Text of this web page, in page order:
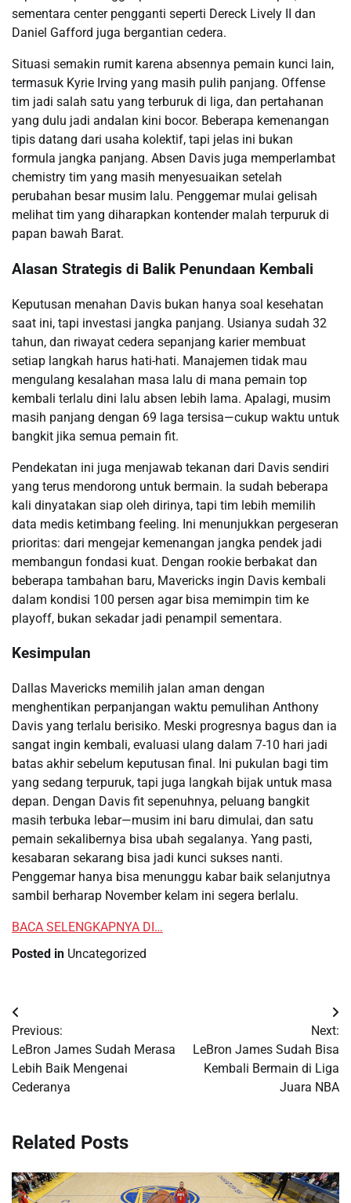
sementara center pengganti seperti Dereck Lively II dan
Daniel Gafford juga bergantian cedera.
Situasi semakin rumit karena absennya pemain kunci lain,
termasuk Kyrie Irving yang masih pulih panjang. Offense
tim jadi salah satu yang terburuk di liga, dan pertahanan
yang dulu jadi andalan kini bocor. Beberapa kemenangan
tipis datang dari usaha kolektif, tapi jelas ini bukan
formula jangka panjang. Absen Davis juga memperlambat
chemistry tim yang masih menyesuaikan setelah
perubahan besar musim lalu. Penggemar mulai gelisah
melihat tim yang diharapkan kontender malah terpuruk di
papan bawah Barat.
Alasan Strategis di Balik Penundaan Kembali
Keputusan menahan Davis bukan hanya soal kesehatan
saat ini, tapi investasi jangka panjang. Usianya sudah 32
tahun, dan riwayat cedera sepanjang karier membuat
setiap langkah harus hati-hati. Manajemen tidak mau
mengulang kesalahan masa lalu di mana pemain top
kembali terlalu dini lalu absen lebih lama. Apalagi, musim
masih panjang dengan 69 laga tersisa—cukup waktu untuk
bangkit jika semua pemain fit.
Pendekatan ini juga menjawab tekanan dari Davis sendiri
yang terus mendorong untuk bermain. Ia sudah beberapa
kali dinyatakan siap oleh dirinya, tapi tim lebih memilih
data medis ketimbang feeling. Ini menunjukkan pergeseran
prioritas: dari mengejar kemenangan jangka pendek jadi
membangun fondasi kuat. Dengan rookie berbakat dan
beberapa tambahan baru, Mavericks ingin Davis kembali
dalam kondisi 100 persen agar bisa memimpin tim ke
playoff, bukan sekadar jadi penampil sementara.
Kesimpulan
Dallas Mavericks memilih jalan aman dengan
menghentikan perpanjangan waktu pemulihan Anthony
Davis yang terlalu berisiko. Meski progresnya bagus dan ia
sangat ingin kembali, evaluasi ulang dalam 7-10 hari jadi
batas akhir sebelum keputusan final. Ini pukulan bagi tim
yang sedang terpuruk, tapi juga langkah bijak untuk masa
depan. Dengan Davis fit sepenuhnya, peluang bangkit
masih terbuka lebar—musim ini baru dimulai, dan satu
pemain sekalibernya bisa ubah segalanya. Yang pasti,
kesabaran sekarang bisa jadi kunci sukses nanti.
Penggemar hanya bisa menunggu kabar baik selanjutnya
sambil berharap November kelam ini segera berlalu.
BACA SELENGKAPNYA DI…
Posted in Uncategorized
Post
navigation
Previous:
LeBron James Sudah Merasa
Lebih Baik Mengenai
Cederanya
Next:
LeBron James Sudah Bisa
Kembali Bermain di Liga
Juara NBA
Related Posts